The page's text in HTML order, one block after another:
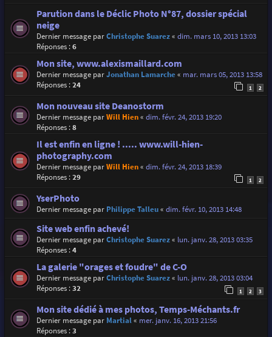
Parution dans le Déclic Photo N°87, dossier spécial
neige
Dernier message parChristophe Suarez« dim. mars 10, 2013 13:03
Réponses :6
Mon site, www.alexismaillard.com
Dernier message parJonathan Lamarche« mar. mars 05, 2013 13:58
Réponses :24 1 2
Mon nouveau site Deanostorm
Dernier message parWill Hien« dim. févr. 24, 2013 19:20
Réponses :8
Il est enfin en ligne ! ..... www.will-hien-
photography.com
Dernier message parWill Hien« dim. févr. 24, 2013 18:39
Réponses :29 1 2
YserPhoto
Dernier message par Philippe Talleu« dim. févr. 10, 2013 14:48
Site web enfin achevé!
Dernier message parChristophe Suarez« lun. janv. 28, 2013 03:35
Réponses :4
La galerie "orages et foudre" de C-O
Dernier message parChristophe Suarez« lun. janv. 28, 2013 03:04
Réponses :32 1 2 3
Mon site dédié à mes photos, Temps-Méchants.fr
Dernier message par Martial« mer. janv. 16, 2013 21:56
Réponses :3